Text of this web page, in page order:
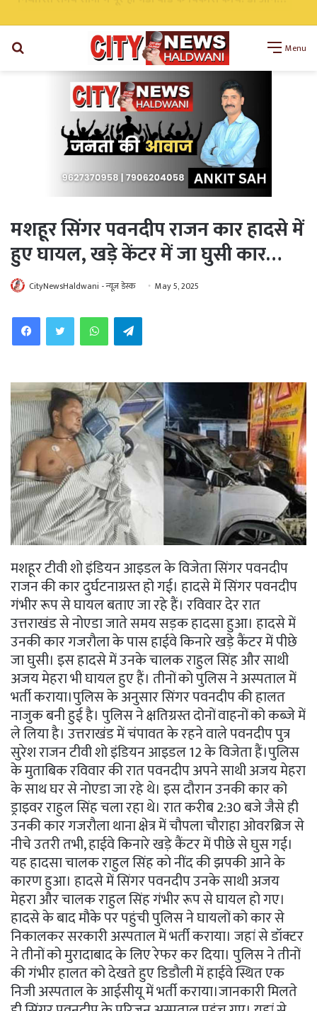
Menu
मशहूर सिंगर पवनदीप राजन कार हादसे में
हुए घायल, खड़े केंटर में जा घुसी कार…
CityNewsHaldwani - न्यूज़ डेस्क May 5, 2025
WhatsAppTelegram
मशहूर टीवी शो इंडियन आइडल के विजेता सिंगर पवनदीप
राजन की कार दुर्घटनाग्रस्त हो गई। हादसे में सिंगर पवनदीप
गंभीर रूप से घायल बताए जा रहे हैं। रविवार देर रात
उत्तराखंड से नोएडा जाते समय सड़क हादसा हुआ। हादसे में
उनकी कार गजरौला के पास हाईवे किनारे खड़े कैंटर में पीछे
जा घुसी। इस हादसे में उनके चालक राहुल सिंह और साथी
अजय मेहरा भी घायल हुए हैं। तीनों को पुलिस ने अस्पताल में
भर्ती कराया।पुलिस के अनुसार सिंगर पवनदीप की हालत
नाजुक बनी हुई है। पुलिस ने क्षतिग्रस्त दोनों वाहनों को कब्जे में
ले लिया है। उत्तराखंड में चंपावत के रहने वाले पवनदीप पुत्र
सुरेश राजन टीवी शो इंडियन आइडल 12 के विजेता हैं।पुलिस
के मुताबिक रविवार की रात पवनदीप अपने साथी अजय मेहरा
के साथ घर से नोएडा जा रहे थे। इस दौरान उनकी कार को
ड्राइवर राहुल सिंह चला रहा थे। रात करीब 2:30 बजे जैसे ही
उनकी कार गजरौला थाना क्षेत्र में चौपला चौराहा ओवरब्रिज से
नीचे उतरी तभी, हाईवे किनारे खड़े कैंटर में पीछे से घुस गई।
यह हादसा चालक राहुल सिंह को नींद की झपकी आने के
कारण हुआ। हादसे में सिंगर पवनदीप उनके साथी अजय
मेहरा और चालक राहुल सिंह गंभीर रूप से घायल हो गए।
हादसे के बाद मौके पर पहुंची पुलिस ने घायलों को कार से
निकालकर सरकारी अस्पताल में भर्ती कराया। जहां से डॉक्टर
ने तीनों को मुरादाबाद के लिए रेफर कर दिया। पुलिस ने तीनों
की गंभीर हालत को देखते हुए डिडौली में हाईवे स्थित एक
निजी अस्पताल के आईसीयू में भर्ती कराया।जानकारी मिलते